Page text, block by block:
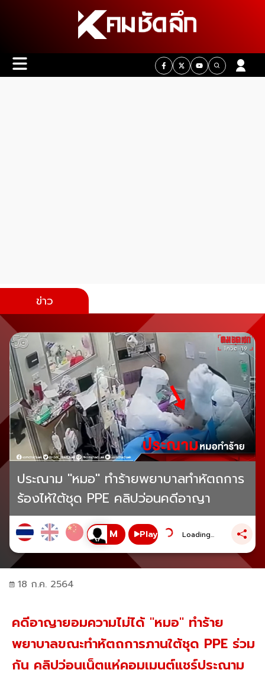
ข่าว
ประณาม "หมอ" ทำร้ายพยาบาลทำหัตถการ
ร้องไห้ใต้ชุด PPE คลิปว่อนคดีอาญา
Play Loading...
18 ก.ค. 2564
คดีอาญายอมความไม่ได้ "หมอ" ทำร้าย
พยาบาลขณะทำหัตถการภานใต้ชุด PPE ร่วม
กัน คลิปว่อนเน็ตแห่คอมเมนต์แชร์ประณาม